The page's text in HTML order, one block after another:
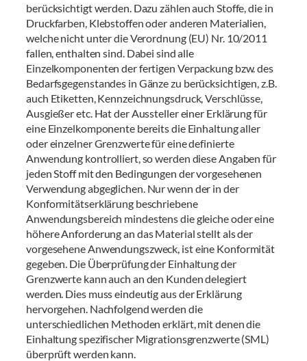
berücksichtigt werden. Dazu zählen auch Stoffe, die in
Druckfarben, Klebstoffen oder anderen Materialien,
welche nicht unter die Verordnung (EU) Nr. 10/2011
fallen, enthalten sind. Dabei sind alle
Einzelkomponenten der fertigen Verpackung bzw. des
Bedarfsgegenstandes in Gänze zu berücksichtigen, z.B.
auch Etiketten, Kennzeichnungsdruck, Verschlüsse,
Ausgießer etc. Hat der Aussteller einer Erklärung für
eine Einzelkomponente bereits die Einhaltung aller
oder einzelner Grenzwerte für eine definierte
Anwendung kontrolliert, so werden diese Angaben für
jeden Stoff mit den Bedingungen der vorgesehenen
Verwendung abgeglichen. Nur wenn der in der
Konformitätserklärung beschriebene
Anwendungsbereich mindestens die gleiche oder eine
höhere Anforderung an das Material stellt als der
vorgesehene Anwendungszweck, ist eine Konformität
gegeben. Die Überprüfung der Einhaltung der
Grenzwerte kann auch an den Kunden delegiert
werden. Dies muss eindeutig aus der Erklärung
hervorgehen. Nachfolgend werden die
unterschiedlichen Methoden erklärt, mit denen die
Einhaltung spezifischer Migrationsgrenzwerte (SML)
überprüft werden kann.